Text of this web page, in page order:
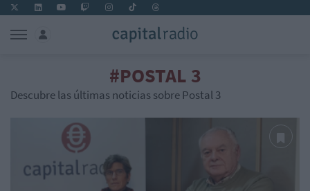
#POSTAL 3
Descubre las últimas noticias sobre Postal 3